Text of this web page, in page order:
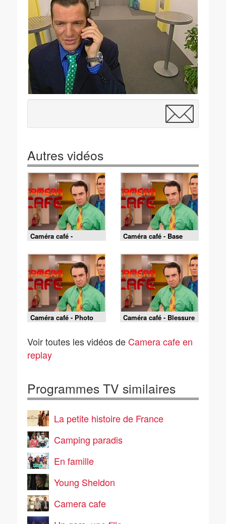
Autres vidéos
Caméra café -
L'homme de Rio
Caméra café - Base
jump
Caméra café - Photo
mateur
Caméra café - Blessure
secrète
Voir toutes les vidéos de Camera cafe en
replay
Programmes TV similaires
La petite histoire de France
Camping paradis
En famille
Young Sheldon
Camera cafe